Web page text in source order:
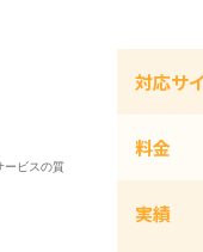
対応サ
料金
実績